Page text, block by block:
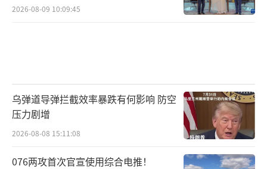
2026-08-09 10:09:45
乌弹道导弹拦截效率暴跌有何影响 防空
压力剧增
2026-08-08 15:11:08
076两攻首次官宣使用综合电推！